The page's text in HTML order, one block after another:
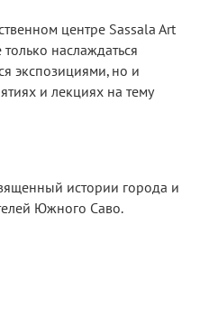
центре Sassala Art
наслаждаться
экспозициями, но и
и лекциях на тему
истории города и
Южного Саво.